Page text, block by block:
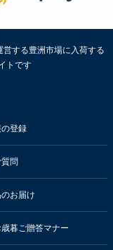
する豊洲市場に入荷する
トです
登録
問
お届け
暮ご贈答マナー